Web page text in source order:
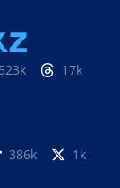
523k 17k
386k
1k